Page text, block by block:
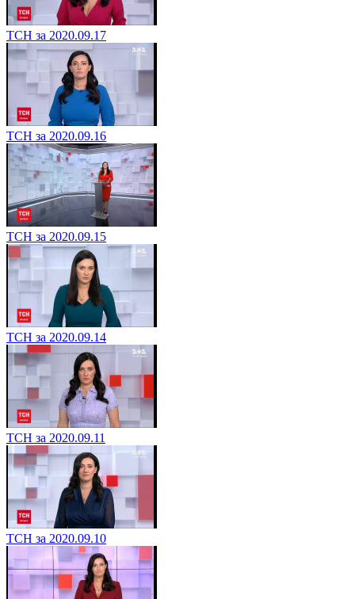
ТСН за 2020.09.17
ТСН за 2020.09.16
ТСН за 2020.09.15
ТСН за 2020.09.14
ТСН за 2020.09.11
ТСН за 2020.09.10